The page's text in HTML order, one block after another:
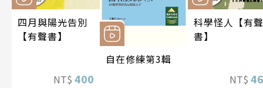
四月與陽光告別
【有聲書】
NT$ 400
自在修練第3輯
科學怪人【有聲
書】
NT$